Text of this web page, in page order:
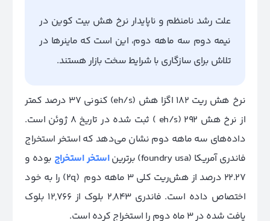
علت رشد نامنظم و ناپایدار نرخ هش بیت کوین در
نیمه دوم سه ماهه دوم، این است که ماینرها در
تلاش برای سازگاری با شرایط سخت بازار هستند.
نرخ هش ریت ۱۸۲ اگزا هش (eh/s) کنونی ۳۷ درصد کمتر
از نرخ هش ۲۹۲ (eh/s ) ثبت شده در تاریخ ۸ ژوئن است.
داده‌های سه ‌ماهه دوم نشان می‌دهد که استخر استخراج
فاندری آمریکا (foundry usa) برترین
استخر استخراج بوده و
22.27 درصد از هش‌ریت کلی ۳ ماهه دوم (2q) را به خود
اختصاص داده است. فاندری ۲,۸۴۳ بلوک از ۱۲,۷۶۶ بلوک
یافت شده در ۳ ماه دوم را استخراج کرده است.